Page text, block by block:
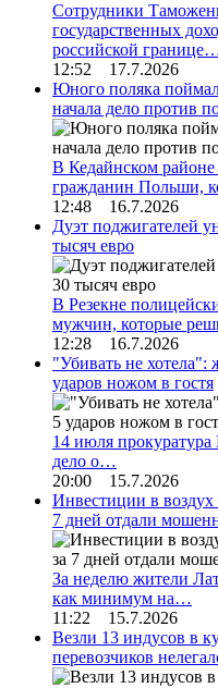
Сотрудники
государственных
российской
12:52 17.7.2026
Юного поляка
начала дело против
В Кедайнском
гражданин Польши,
12:48 16.7.2026
Дуэт поджигателей
тысяч евро
В Резекне
мужчин, которые
12:28 16.7.2026
"Убивать не хотела":
ударов ножом в гостя
14 июля прокуратура
дело о…
20:00 15.7.2026
Инвестиции в воздух
7 дней отдали
За неделю жители
как минимум на…
11:22 15.7.2026
Везли 13 индусов в
перевозчиков